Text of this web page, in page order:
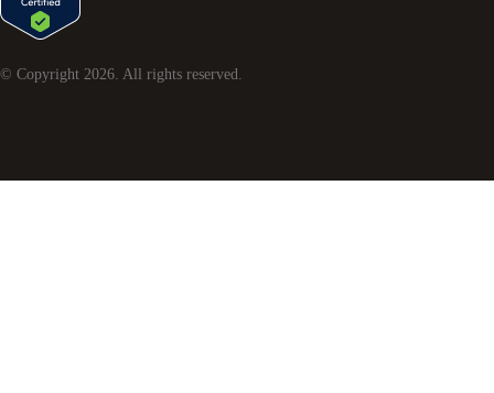
© Copyright 2026. All rights reserved.